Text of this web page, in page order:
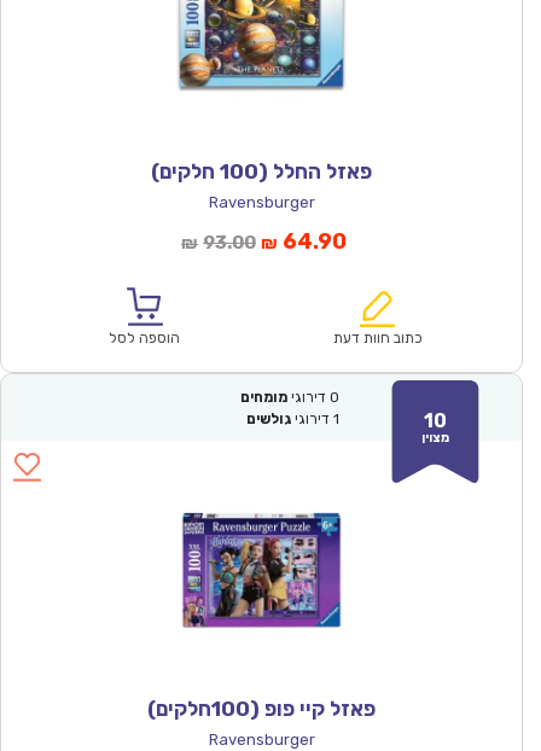
פאזל החלל (100 חלקים)
Ravensburger
₪ 93.00המחיר
₪93.00.
₪ 64.90המחיר
הוא:
כתוב חוות דעת הוספה לסל
10
מצוין
0 דירוגי מומחים
1 דירוגי גולשים
פאזל קיי פופ (100חלקים)
Ravensburger